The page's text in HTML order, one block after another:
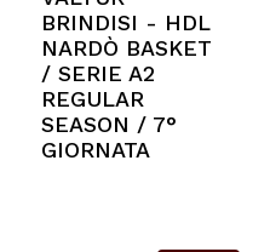
BRINDISI - HDL
NARDÒ BASKET
/ SERIE A2
REGULAR
SEASON / 7°
GIORNATA